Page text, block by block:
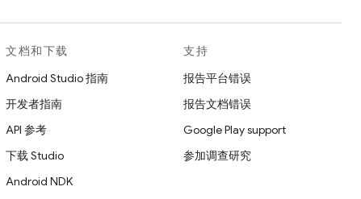
文档和下载
Android Studio 指南
开发者指南
API 参考
下载 Studio
Android NDK
支持
报告平台错误
报告文档错误
Google Play support
参加调查研究